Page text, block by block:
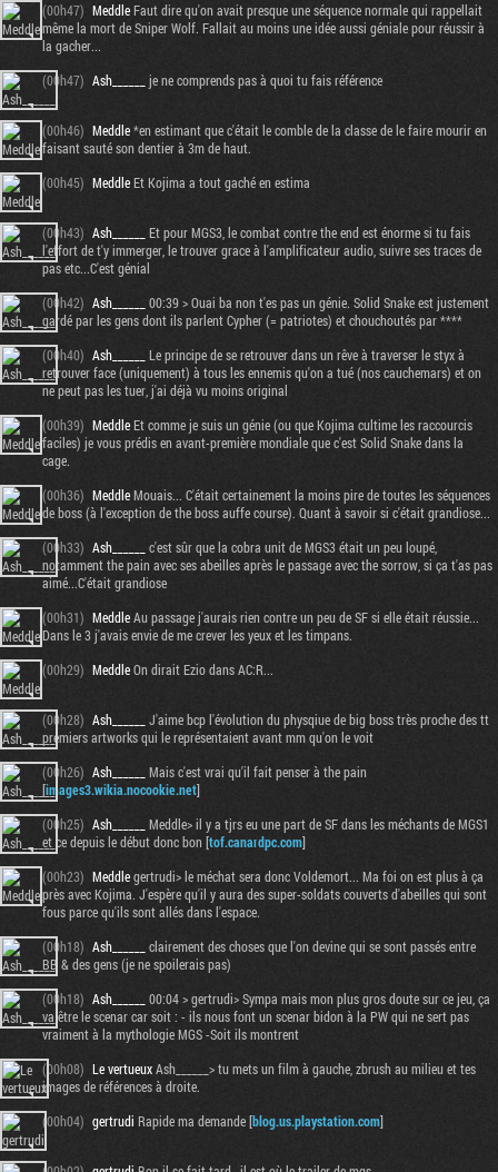
(00h47) MeddleFaut dire qu'on avait presque une séquence normale qui rappellait
même la mort de Sniper Wolf. Fallait au moins une idée aussi géniale pour réussir à
la gacher...
(00h47) Ash______ je ne comprends pas à quoi tu fais référence
(00h46) Meddle*en estimant que c'était le comble de la classe de le faire mourir en
faisant sauté son dentier à 3m de haut.
(00h45) MeddleEt Kojima a tout gaché en estima
(00h43) Ash______
Et pour MGS3, le combat contre the end est énorme si tu fais
l'effort de t'y immerger, le trouver grace à l'amplificateur audio, suivre ses traces de
pas etc...C'est génial
(00h42) Ash______
00:39 > Ouai ba non t'es pas un génie. Solid Snake est justement
gardé par les gens dont ils parlent Cypher (= patriotes) et chouchoutés par ****
(00h40) Ash______
Le principe de se retrouver dans un rêve à traverser le styx à
retrouver face (uniquement) à tous les ennemis qu'on a tué (nos cauchemars) et on
ne peut pas les tuer, j'ai déjà vu moins original
(00h39) MeddleEt comme je suis un génie (ou que Kojima cultime les raccourcis
faciles) je vous prédis en avant-première mondiale que c'est Solid Snake dans la
cage.
(00h36) MeddleMouais... C'était certainement la moins pire de toutes les séquences
de boss (à l'exception de the boss auffe course). Quant à savoir si c'était grandiose...
(00h33) Ash______
c'est sûr que la cobra unit de MGS3 était un peu loupé,
notamment the pain avec ses abeilles après le passage avec the sorrow, si ça t'as pas
aimé...C'était grandiose
(00h31) MeddleAu passage j'aurais rien contre un peu de SF si elle était réussie...
Dans le 3 j'avais envie de me crever les yeux et les timpans.
(00h29) MeddleOn dirait Ezio dans AC:R...
(00h28) Ash______
J'aime bcp l'évolution du physqiue de big boss très proche des tt
premiers artworks qui le représentaient avant mm qu'on le voit
(00h26) Ash______
Mais c'est vrai qu'il fait penser à the pain
[images3.wikia.nocookie.net]
(00h25) Ash______
Meddle> il y a tjrs eu une part de SF dans les méchants de MGS1
et ce depuis le début donc bon [tof.canardpc.com]
(00h23) Meddlegertrudi> le méchat sera donc Voldemort... Ma foi on est plus à ça
près avec Kojima. J'espère qu'il y aura des super-soldats couverts d'abeilles qui sont
fous parce qu'ils sont allés dans l'espace.
(00h18) Ash______
clairement des choses que l'on devine qui se sont passés entre
BB & des gens (je ne spoilerais pas)
(00h18) Ash______
00:04 > gertrudi> Sympa mais mon plus gros doute sur ce jeu, ça
va être le scenar car soit : - ils nous font un scenar bidon à la PW qui ne sert pas
vraiment à la mythologie MGS -Soit ils montrent
(00h08) Le vertueuxAsh______> tu mets un film à gauche, zbrush au milieu et tes
images de références à droite.
(00h04) gertrudi Rapide ma demande [blog.us.playstation.com]